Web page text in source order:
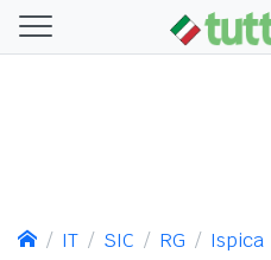
IT SIC RG Ispica